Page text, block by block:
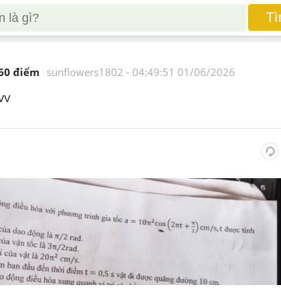
điểm sunflowers1802 - 04:49:51 01/06/2026